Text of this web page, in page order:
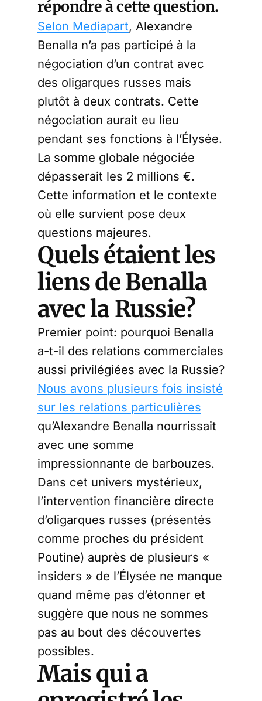
répondre à cette question.
Selon Mediapart, Alexandre
Benalla n’a pas participé à la
négociation d’un contrat avec
des oligarques russes mais
plutôt à deux contrats. Cette
négociation aurait eu lieu
pendant ses fonctions à l’Élysée.
La somme globale négociée
dépasserait les 2 millions €.
Cette information et le contexte
où elle survient pose deux
questions majeures.
Quels étaient les
liens de Benalla
avec la Russie?
Premier point: pourquoi Benalla
a-t-il des relations commerciales
aussi privilégiées avec la Russie?
Nous avons plusieurs fois insisté
sur les relations particulières
qu’Alexandre Benalla nourrissait
avec une somme
impressionnante de barbouzes.
Dans cet univers mystérieux,
l’intervention financière directe
d’oligarques russes (présentés
comme proches du président
Poutine) auprès de plusieurs «
insiders » de l’Élysée ne manque
quand même pas d’étonner et
suggère que nous ne sommes
pas au bout des découvertes
possibles.
Mais qui a